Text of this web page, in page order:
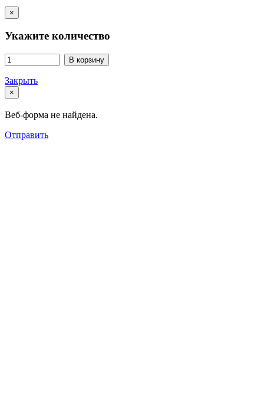
×
Укажите количество
В корзину
Закрыть
×
Веб-форма не найдена.
Отправить